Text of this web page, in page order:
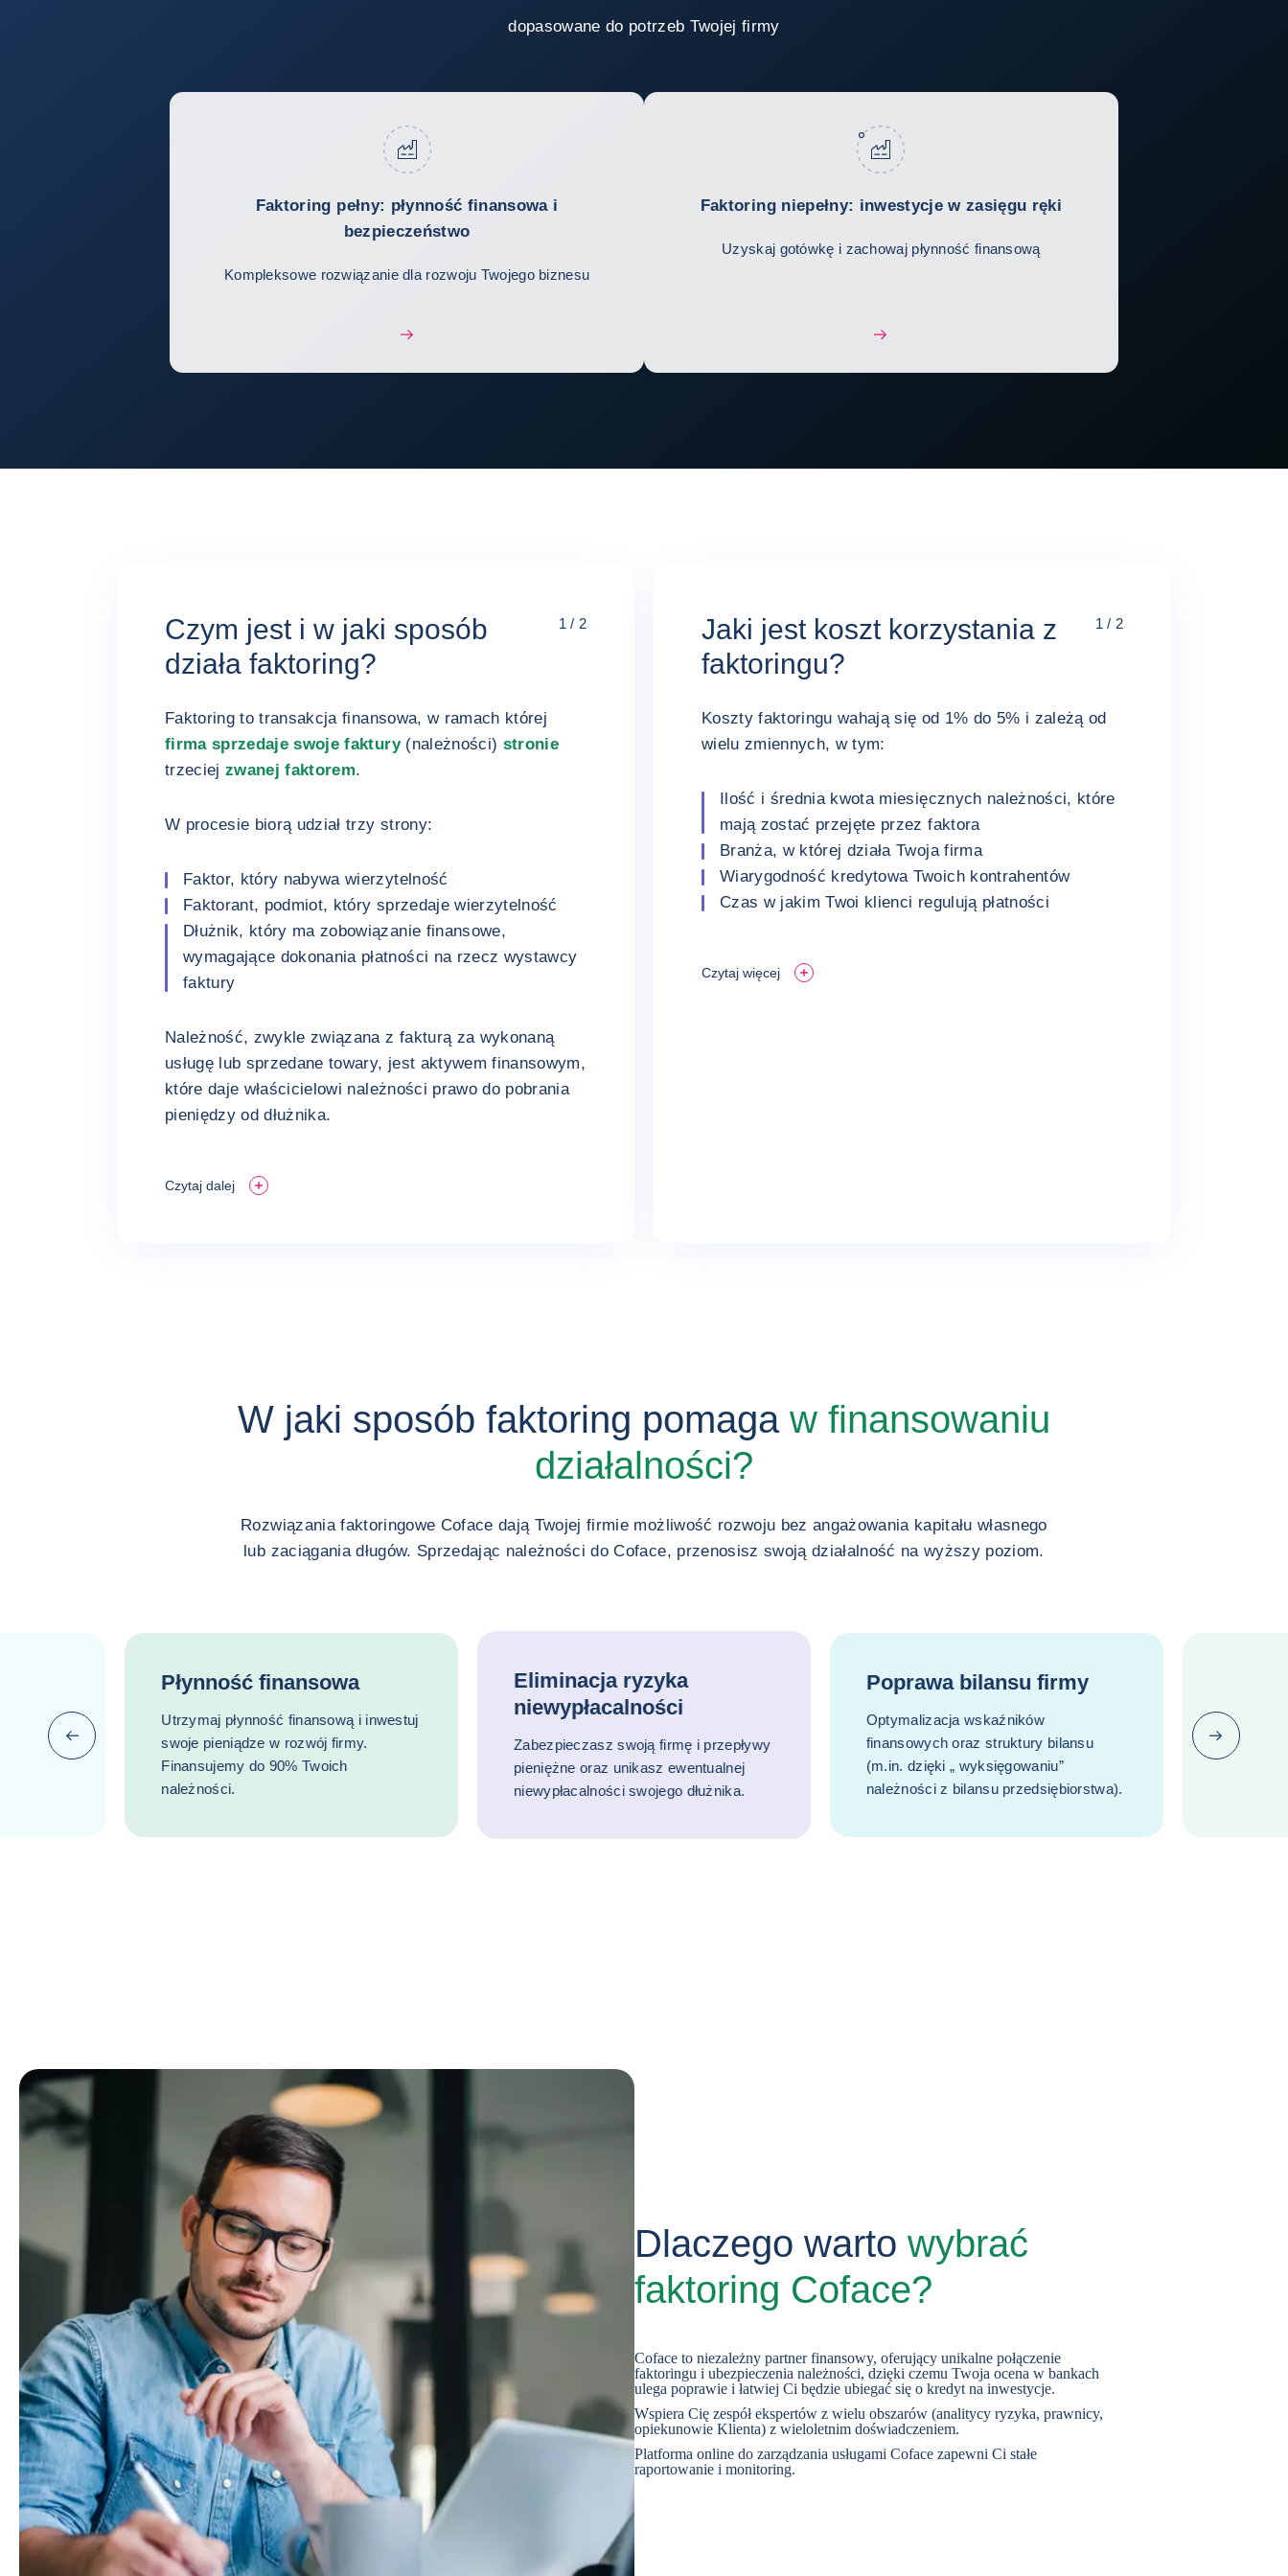
dopasowane do potrzeb Twojej firmy
Faktoring pełny: płynność finansowa i
bezpieczeństwo
Kompleksowe rozwiązanie dla rozwoju Twojego biznesu
Faktoring niepełny: inwestycje w zasięgu ręki
Uzyskaj gotówkę i zachowaj płynność finansową
Czym jest i w jaki sposób
działa faktoring?
1 / 2
Faktoring to transakcja finansowa, w ramach której
firma sprzedaje swoje faktury(należności) stronie
trzeciejzwanej faktorem.
W procesie biorą udział trzy strony:
Faktor, który nabywa wierzytelność
Faktorant, podmiot, który sprzedaje wierzytelność
Dłużnik, który ma zobowiązanie finansowe,
wymagające dokonania płatności na rzecz wystawcy
faktury
Należność, zwykle związana z fakturą za wykonaną
usługę lub sprzedane towary, jest aktywem finansowym,
które daje właścicielowi należności prawo do pobrania
pieniędzy od dłużnika.
Czytaj dalej
Jaki jest koszt korzystania z
faktoringu?
1 / 2
Koszty faktoringu wahają się od 1% do 5% i zależą od
wielu zmiennych, w tym:
Ilość i średnia kwota miesięcznych należności, które
mają zostać przejęte przez faktora
Branża, w której działa Twoja firma
Wiarygodność kredytowa Twoich kontrahentów
Czas w jakim Twoi klienci regulują płatności
Czytaj więcej
W jaki sposób faktoring pomagaw finansowaniu
działalności?
Rozwiązania faktoringowe Coface dają Twojej firmie możliwość rozwoju bez angażowania kapitału własnego
lub zaciągania długów. Sprzedając należności do Coface, przenosisz swoją działalność na wyższy poziom.
Płynność finansowa
Utrzymaj płynność finansową i inwestuj
swoje pieniądze w rozwój firmy.
Finansujemy do 90% Twoich
należności.
Eliminacja ryzyka
niewypłacalności
Zabezpieczasz swoją firmę i przepływy
pieniężne oraz unikasz ewentualnej
niewypłacalności swojego dłużnika.
Poprawa bilansu firmy
Optymalizacja wskaźników
finansowych oraz struktury bilansu
(m.in. dzięki „ wyksięgowaniu”
należności z bilansu przedsiębiorstwa).
Poprzedni (wróć do poprzedniej pozycji) Następny
Dlaczego warto wybrać
faktoring Coface?
Coface to niezależny partner finansowy, oferujący unikalne połączenie
faktoringu i ubezpieczenia należności, dzięki czemu Twoja ocena w bankach
ulega poprawie i łatwiej Ci będzie ubiegać się o kredyt na inwestycje.
Wspiera Cię zespół ekspertów z wielu obszarów (analitycy ryzyka, prawnicy,
opiekunowie Klienta) z wieloletnim doświadczeniem.
Platforma online do zarządzania usługami Coface zapewni Ci stałe
raportowanie i monitoring.